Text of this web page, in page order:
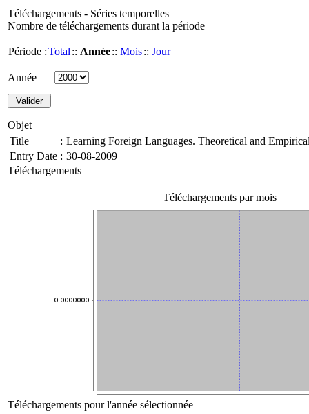
Téléchargements - Séries temporelles
Nombre de téléchargements durant la période
Période :Total :: Année:: Mois:: Jour
Année
Objet
Title
: Learning Foreign Languages. Theoretical and
Entry Date : 30-08-2009
Téléchargements
Téléchargements par mois
Téléchargements pour l'année sélectionnée